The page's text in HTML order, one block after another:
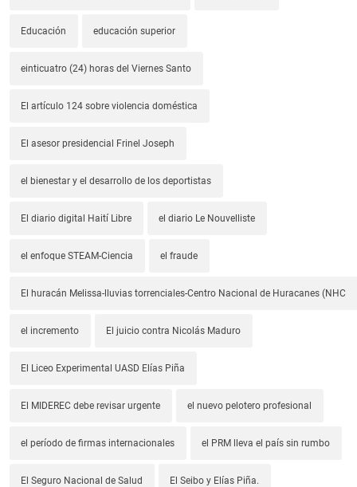
Educación educación superior
einticuatro (24) horas del Viernes Santo
El artículo 124 sobre violencia doméstica
El asesor presidencial Frinel Joseph
el bienestar y el desarrollo de los deportistas
El diario digital Haití Libre el diario Le Nouvelliste
el enfoque STEAM-Ciencia el fraude
El huracán Melissa-lluvias torrenciales-Centro Nacional de Huracanes (NHC
el incremento El juicio contra Nicolás Maduro
El Liceo Experimental UASD Elías Piña
El MIDEREC debe revisar urgente el nuevo pelotero profesional
el período de firmas internacionales el PRM lleva el país sin rumbo
El Seguro Nacional de Salud El Seibo y Elías Piña.